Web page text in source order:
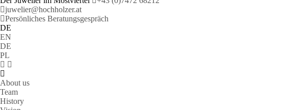
juwelier@hochholzer.at
Persönliches Beratungsgespräch
DE
EN
DE
PL
About us
Team
History